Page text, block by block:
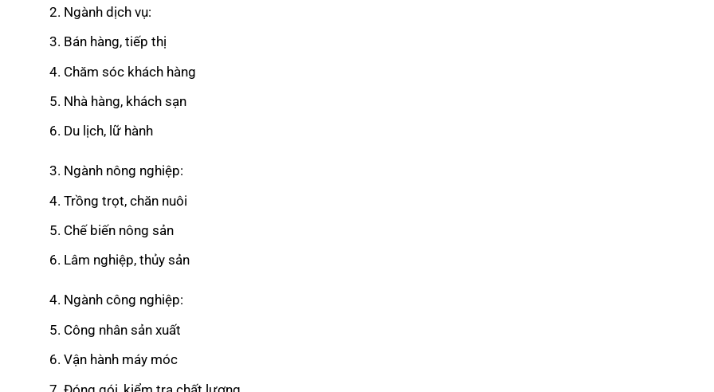
Ngành dịch vụ:
Bán hàng, tiếp thị
Chăm sóc khách hàng
Nhà hàng, khách sạn
Du lịch, lữ hành
Ngành nông nghiệp:
Trồng trọt, chăn nuôi
Chế biến nông sản
Lâm nghiệp, thủy sản
Ngành công nghiệp:
Công nhân sản xuất
Vận hành máy móc